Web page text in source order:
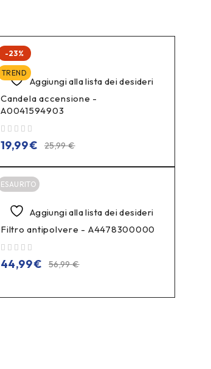
-23%
TREND
Aggiungi alla lista dei desideri
Candela accensione -
A0041594903
25,99€
19,99€
ESAURITO
Aggiungi alla lista dei desideri
Filtro antipolvere - A4478300000
56,99€
44,99€